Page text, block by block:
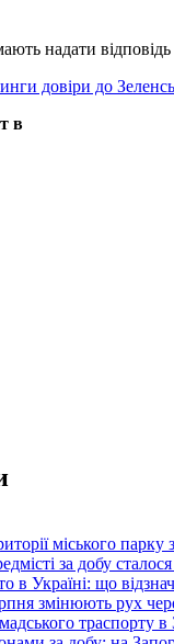
надати
довіри до
в
міського
за добу
в Україні: що
змінюють рух
траспорту